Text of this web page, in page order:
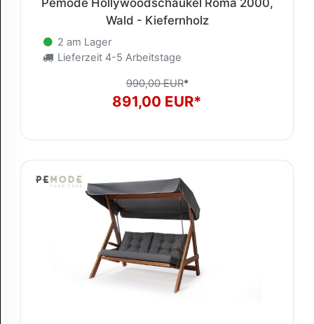
Pemode Hollywoodschaukel Roma 2000,
Wald - Kiefernholz
2 am Lager
Lieferzeit 4-5 Arbeitstage
990,00 EUR*
891,00 EUR*